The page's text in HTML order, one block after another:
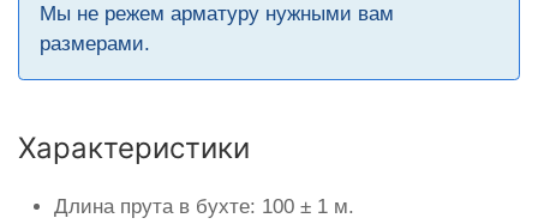
Мы не режем арматуру нужными вам
размерами.
Характеристики
Длина прута в бухте: 100 ± 1 м.